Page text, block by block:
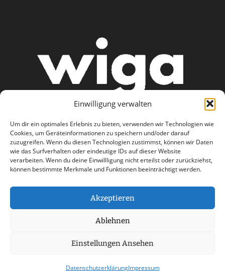
Einwilligung verwalten
Um dir ein optimales Erlebnis zu bieten, verwenden wir Technologien wie
Cookies, um Geräteinformationen zu speichern und/oder darauf
zuzugreifen. Wenn du diesen Technologien zustimmst, können wir Daten
wie das Surfverhalten oder eindeutige IDs auf dieser Website
verarbeiten. Wenn du deine Einwillligung nicht erteilst oder zurückziehst,
können bestimmte Merkmale und Funktionen beeinträchtigt werden.
Akzeptieren
Ablehnen
Einstellungen Ansehen
DatenschutzerklärungImpressum
AGB
Datenschutzerklärung
Haftungsausschluss
Impressum
Kontakt
© 2026 wiga care - a part of Stemweder Service